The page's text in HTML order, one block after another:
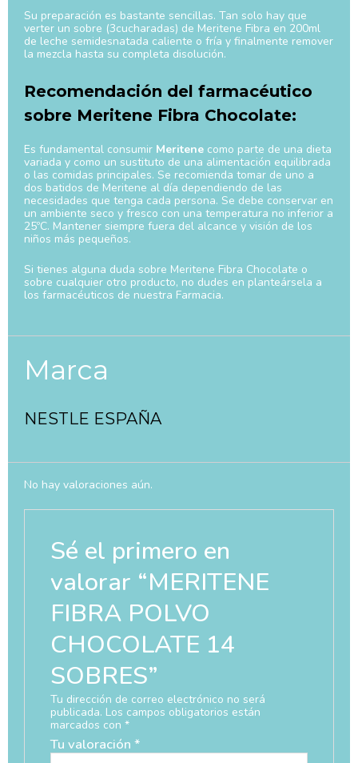
Su preparación es bastante sencillas. Tan solo hay que
verter un sobre (3cucharadas) de Meritene Fibra en 200ml
de leche semidesnatada caliente o fría y finalmente remover
la mezcla hasta su completa disolución.
Recomendación del farmacéutico
sobre Meritene Fibra Chocolate:
Es fundamental consumir Meritene como parte de una dieta
variada y como un sustituto de una alimentación equilibrada
o las comidas principales. Se recomienda tomar de uno a
dos batidos de Meritene al día dependiendo de las
necesidades que tenga cada persona. Se debe conservar en
un ambiente seco y fresco con una temperatura no inferior a
25ºC. Mantener siempre fuera del alcance y visión de los
niños más pequeños.
Si tienes alguna duda sobre Meritene Fibra Chocolate o
sobre cualquier otro producto, no dudes en planteársela a
los farmacéuticos de nuestra Farmacia.
Marca
NESTLE ESPAÑA
No hay valoraciones aún.
Sé el primero en
valorar “MERITENE
FIBRA POLVO
CHOCOLATE 14
SOBRES”
Tu dirección de correo electrónico no será
publicada. Los campos obligatorios están
marcados con *
Tu valoración *